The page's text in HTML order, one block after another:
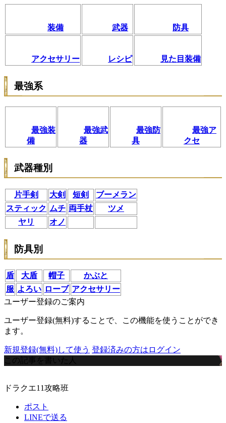
装備 武器 防具
アクセサリー レシピ 見た目装備
最強系
最強装
備
最強武
器
最強防
具
最強ア
クセ
武器種別
片手剣 大剣 短剣
ブーメラン
スティック ムチ 両手杖
ツメ
ヤリ
オノ
防具別
盾 大盾 帽子
かぶと
服 よろい ローブ アクセサリー
ユーザー登録のご案内
ユーザー登録(無料)することで、この機能を使うことができ
ます。
新規登録(無料)して使う 登録済みの方はログイン
この記事を書いた人
ドラクエ11攻略班
ポスト
LINEで送る